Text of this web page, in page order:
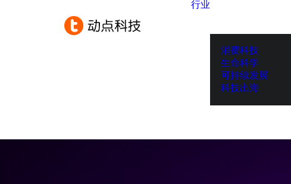
行业
消费科技
生命科学
可持续发展
科技出海